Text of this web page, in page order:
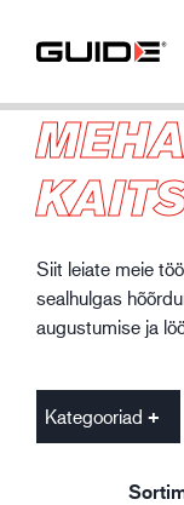
Siit leiate meie
sealhulgas
augustumise ja
Kategooriad